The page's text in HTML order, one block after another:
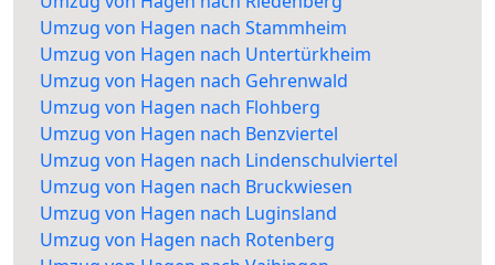
Umzug von Hagen nach Stammheim
Umzug von Hagen nach Untertürkheim
Umzug von Hagen nach Gehrenwald
Umzug von Hagen nach Flohberg
Umzug von Hagen nach Benzviertel
Umzug von Hagen nach Lindenschulviertel
Umzug von Hagen nach Bruckwiesen
Umzug von Hagen nach Luginsland
Umzug von Hagen nach Rotenberg